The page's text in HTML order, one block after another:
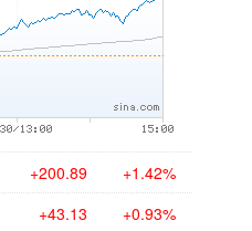
+200.89 +1.42%
+43.13 +0.93%